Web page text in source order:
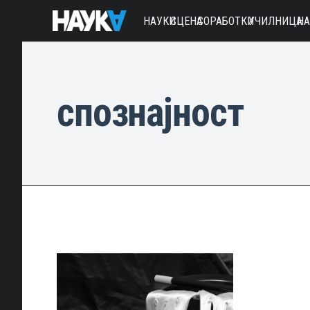
НАУКИСЦЕНАСОРАБОТКИУЧИЛНИЦА
спознајност